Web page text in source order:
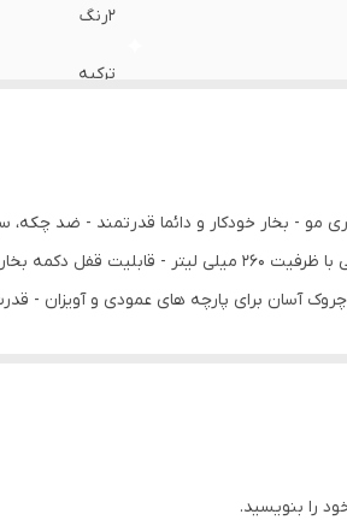
2رنگ
ترکیه
مو - بخار خودکار و دائما قدرتمند - ضد
ارسال دارد
را بنویسید.